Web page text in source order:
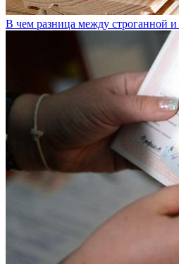
В чем разница между строганной и